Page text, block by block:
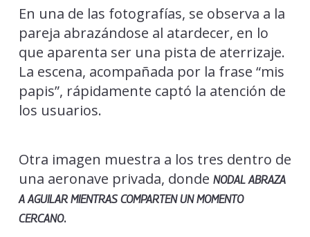
En una de las fotografías, se observa a la
pareja abrazándose al atardecer, en lo
que aparenta ser una pista de aterrizaje.
La escena, acompañada por la frase “mis
papis”, rápidamente captó la atención de
los usuarios.
Otra imagen muestra a los tres dentro de
una aeronave privada, donde NODAL ABRAZA
A AGUILAR MIENTRAS COMPARTEN UN MOMENTO
CERCANO.